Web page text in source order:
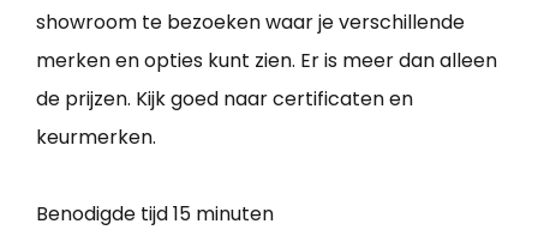
showroom te bezoeken waar je verschillende
merken en opties kunt zien. Er is meer dan alleen
de prijzen. Kijk goed naar certificaten en
keurmerken.
Benodigde tijd15 minuten